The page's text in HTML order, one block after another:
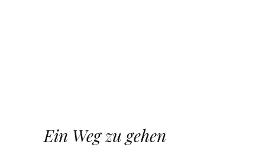
Ein Weg zu gehen